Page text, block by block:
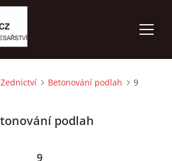
Zednictví Betonování podlah 9
podlah
9